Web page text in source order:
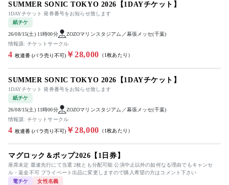
SUMMER SONIC TOKYO 2026【1DAYチケット】
1DAYチケット 発券番号をお知らせ致します
紙チケ
26/08/15(土) 11時00分
ZOZOマリンスタジアム／幕張メッセ(千葉)
情報源: チケットサークル
4 枚連番 (バラ売り不可) ￥28,000 （1枚あたり）
SUMMER SONIC TOKYO 2026【1DAYチケット】
1DAYチケット 発券番号をお知らせ致します
紙チケ
26/08/15(土) 11時00分
ZOZOマリンスタジアム／幕張メッセ(千葉)
情報源: チケットサークル
4 枚連番 (バラ売り不可) ￥28,000 （1枚あたり）
マグロック＆ポップ2026【1日券】
座席未定 最速先行にて当選 2枚とも分配可能 公演中止以外の如何なる理由でもキャンセ
ル・返金不可 プライベート出品に変更しますので購入希望の方はコメント下さい
電チケ
女性名義